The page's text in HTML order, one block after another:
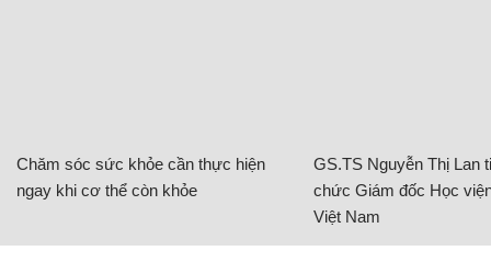
Chăm sóc sức khỏe cần thực hiện
ngay khi cơ thể còn khỏe
GS.TS Nguyễn Thị Lan
chức Giám đốc Học
Việt Nam